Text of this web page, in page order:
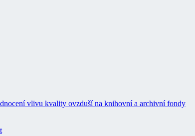
vlivu kvality ovzduší na knihovní a archivní fondy